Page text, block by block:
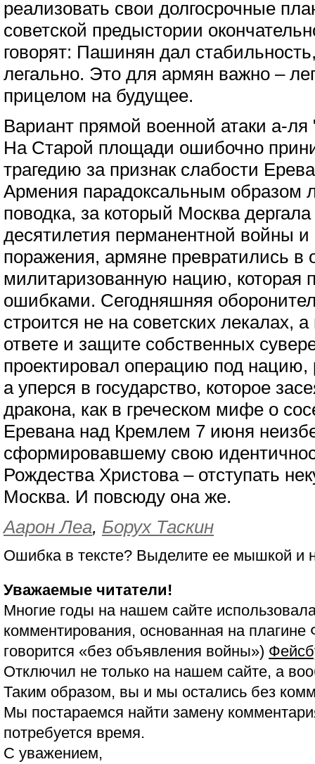
реализовать свои долгосрочные
советской предыстории
говорят: Пашинян дал
легально. Это для армян важно –
прицелом на будущее.
Вариант прямой военной атаки а-
На Старой площади ошибочно
трагедию за признак слабости
Армения парадоксальным образом
поводка, за который Москва
десятилетия перманентной войны и
поражения, армяне превратились в
милитаризованную нацию, которая
ошибками. Сегодняшняя
строится не на советских лекалах,
ответе и защите собственных
проектировал операцию под
а уперся в государство, которое
дракона, как в греческом мифе о
Еревана над Кремлем 7 июня
сформировавшему свою
Рождества Христова – отступать
Москва. И повсюду она же.
Аарон Леа, Борух Таскин
Ошибка в тексте? Выделите ее мышкой и
Уважаемые читатели!
Многие годы на нашем сайте
комментирования, основанная на
говорится «без объявления войны»)
Отключил не только на нашем сайте, а
Таким образом, вы и мы остались без
Мы постараемся найти замену
потребуется время.
С уважением,